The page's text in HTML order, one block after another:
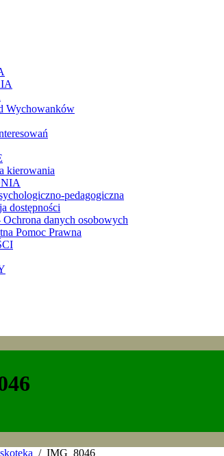
Wychowanków
kierowania
pedagogiczna
dostępności
danych osobowych
Pomoc Prawna
IMG_8046